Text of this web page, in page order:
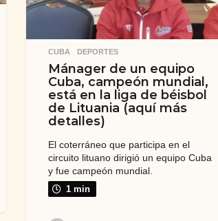
CUBA ,DEPORTES
Mánager de un equipo
Cuba, campeón mundial,
está en la liga de béisbol
de Lituania (aquí más
detalles)
El coterráneo que participa en el
circuito lituano dirigió un equipo Cuba
y fue campeón mundial.
1 min